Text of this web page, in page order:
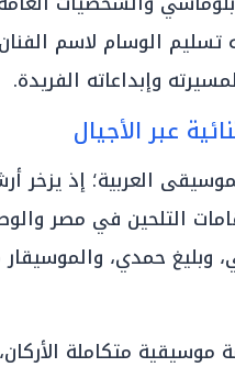
تسليم الوسام لاسم
وإبداعاته الفريدة.
عبر الأجيال
العربية؛ إذ يزخر
مع قامات التلحين في مصر
حمدي،
متكاملة